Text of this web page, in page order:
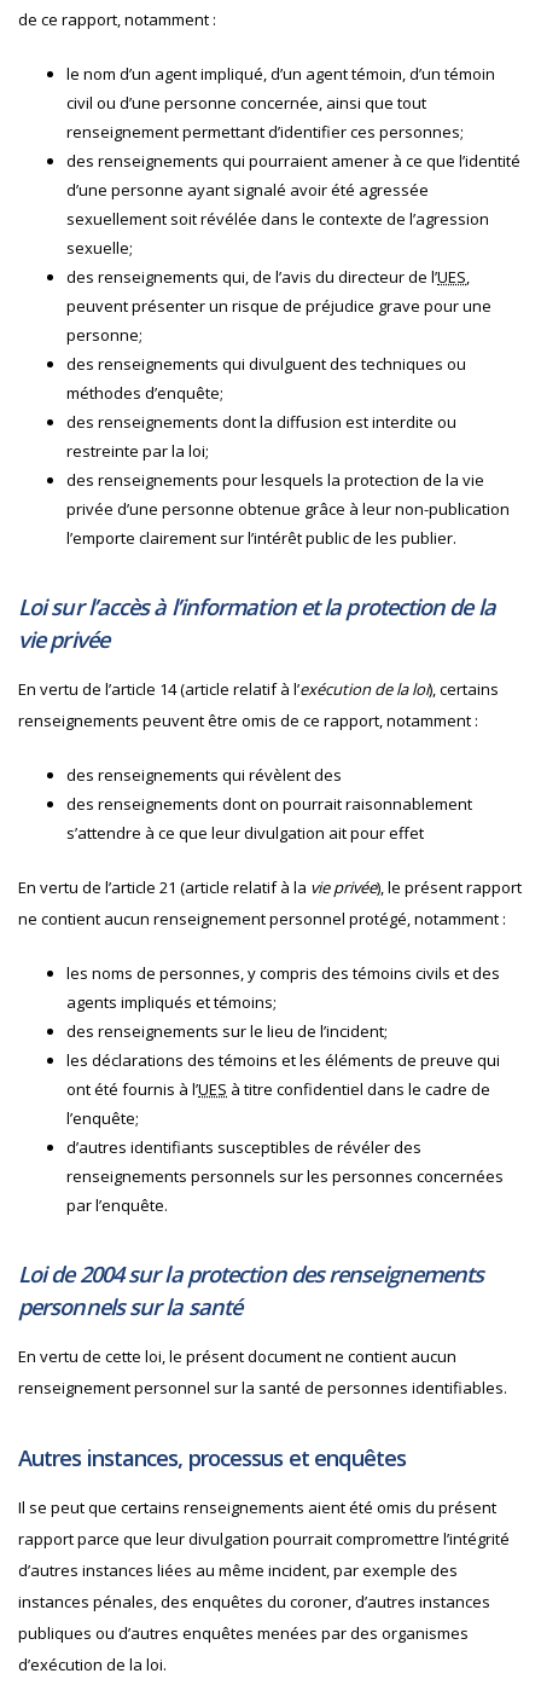
de ce rapport, notamment :
le nom d’un agent impliqué, d’un agent témoin, d’un témoin
civil ou d’une personne concernée, ainsi que tout
renseignement permettant d’identifier ces personnes;
des renseignements qui pourraient amener à ce que l’identité
d’une personne ayant signalé avoir été agressée
sexuellement soit révélée dans le contexte de l’agression
sexuelle;
des renseignements qui, de l’avis du directeur de l’UES,
peuvent présenter un risque de préjudice grave pour une
personne;
des renseignements qui divulguent des techniques ou
méthodes d’enquête;
des renseignements dont la diffusion est interdite ou
restreinte par la loi;
des renseignements pour lesquels la protection de la vie
privée d’une personne obtenue grâce à leur non-publication
l’emporte clairement sur l’intérêt public de les publier.
Loi sur l’accès à l’information et la protection de la
vie privée
En vertu de l’article 14 (article relatif à l’exécution de la loi), certains
renseignements peuvent être omis de ce rapport, notamment :
des renseignements qui révèlent des
des renseignements dont on pourrait raisonnablement
s’attendre à ce que leur divulgation ait pour effet
En vertu de l’article 21 (article relatif à la vie privée), le présent rapport
ne contient aucun renseignement personnel protégé, notamment :
les noms de personnes, y compris des témoins civils et des
agents impliqués et témoins;
des renseignements sur le lieu de l’incident;
les déclarations des témoins et les éléments de preuve qui
ont été fournis à l’UES à titre confidentiel dans le cadre de
l’enquête;
d’autres identifiants susceptibles de révéler des
renseignements personnels sur les personnes concernées
par l’enquête.
Loi de 2004 sur la protection des renseignements
personnels sur la santé
En vertu de cette loi, le présent document ne contient aucun
renseignement personnel sur la santé de personnes identifiables.
Autres instances, processus et enquêtes
Il se peut que certains renseignements aient été omis du présent
rapport parce que leur divulgation pourrait compromettre l’intégrité
d’autres instances liées au même incident, par exemple des
instances pénales, des enquêtes du coroner, d’autres instances
publiques ou d’autres enquêtes menées par des organismes
d’exécution de la loi.